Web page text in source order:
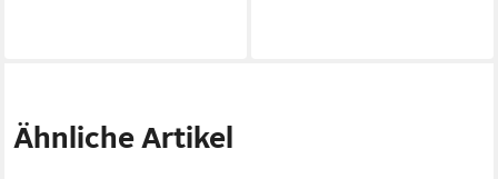
Ähnliche Artikel